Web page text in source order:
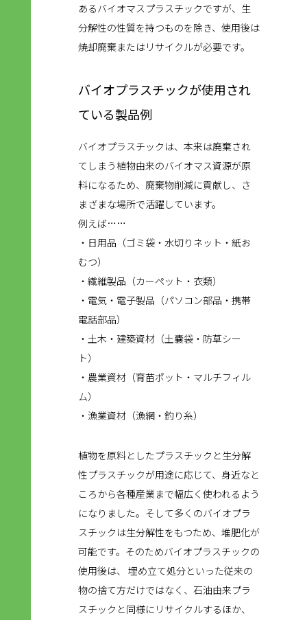
あるバイオマスプラスチックですが、生
分解性の性質を持つものを除き、使用後は
焼却廃棄またはリサイクルが必要です。
バイオプラスチックが使用され
ている製品例
バイオプラスチックは、本来は廃棄され
てしまう植物由来のバイオマス資源が原
料になるため、廃棄物削減に貢献し、さ
まざまな場所で活躍しています。
例えば……
・日用品（ゴミ袋・水切りネット・紙お
むつ）
・繊維製品（カーペット・衣類）
・電気・電子製品（パソコン部品・携帯
電話部品）
・土木・建築資材（土嚢袋・防草シー
ト）
・農業資材（育苗ポット・マルチフィル
ム）
・漁業資材（漁網・釣り糸）
植物を原料としたプラスチックと生分解
性プラスチックが用途に応じて、身近なと
ころから各種産業まで幅広く使われるよう
になりました。そして多くのバイオプラ
スチックは生分解性をもつため、堆肥化が
可能です。そのためバイオプラスチックの
使用後は、 埋め立て処分といった従来の
物の捨て方だけではなく、石油由来プラ
スチックと同様にリサイクルするほか、